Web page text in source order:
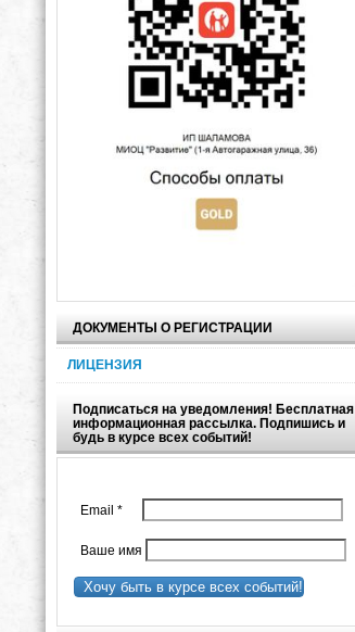
ДОКУМЕНТЫ О РЕГИСТРАЦИИ
ЛИЦЕНЗИЯ
Подписаться на уведомления! Бесплатная
информационная рассылка. Подпишись и
будь в курсе всех событий!
Email *
Ваше имя
Хочу быть в курсе всех событий!